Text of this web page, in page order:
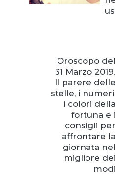
Oroscopo del
31 Marzo 2019.
Il parere delle
stelle, i numeri,
i colori della
fortuna e i
consigli per
affrontare la
giornata nel
migliore dei
modi